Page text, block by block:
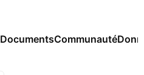
DocumentsCommunauté